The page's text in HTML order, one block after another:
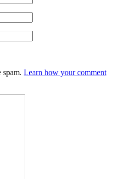
spam. Learn how your comment